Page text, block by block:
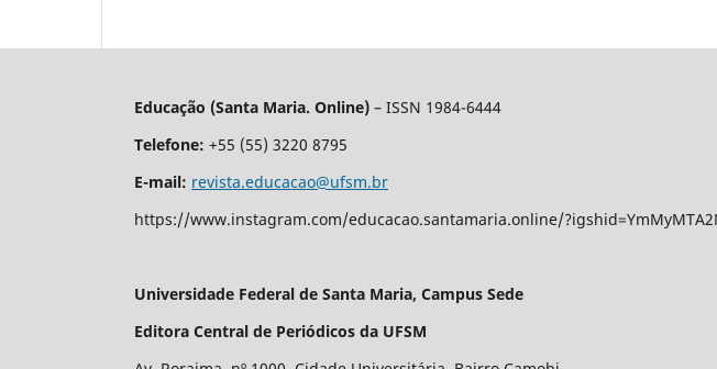
Educação (Santa Maria. Online) – ISSN 1984-6444
Telefone: +55 (55) 3220 8795
E-mail: revista.educacao@ufsm.br
https://www.instagram.com/educacao.santamaria.online/
Universidade Federal de Santa Maria, Campus Sede
Editora Central de Periódicos da UFSM